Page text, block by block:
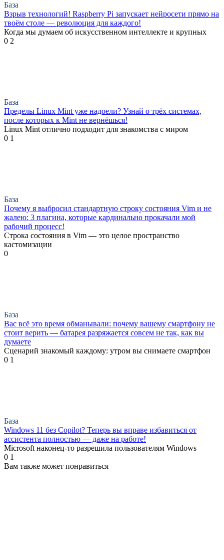
База
Взрыв технологий! Raspberry Pi запускает нейросети прямо на
твоём столе — революция для каждого!
Когда мы думаем об искусственном интеллекте и крупных
0 2
База
Пределы Linux Mint уже надоели? Узнай о трёх системах,
после которых к Mint не вернёшься!
Linux Mint отлично подходит для знакомства с миром
0 1
База
Почему я выбросил стандартную строку состояния Vim и не
жалею: 3 плагина, которые кардинально прокачали мой
рабочий процесс!
Строка состояния в Vim — это целое пространство
кастомизации
0
База
Вас всё это время обманывали: почему вашему смартфону не
стоит верить — батарея разряжается совсем не так, как вы
думаете
Сценарий знакомый каждому: утром вы снимаете смартфон
0 1
База
Windows 11 без Copilot? Теперь вы вправе избавиться от
ассистента полностью — даже на работе!
Microsoft наконец-то разрешила пользователям Windows
0 1
Вам также может понравиться